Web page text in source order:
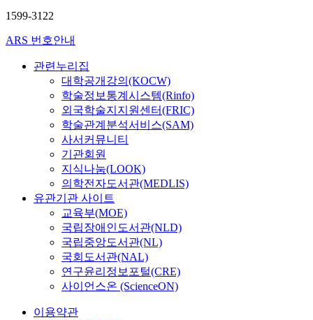
1599-3122
ARS 번호안내
관련누리집
대학공개강의(KOCW)
학술정보통계시스템(Rinfo)
외국학술지지원센터(FRIC)
학술관계분석서비스(SAM)
사서커뮤니티
기관회원
지식나눔(LOOK)
의학전자도서관(MEDLIS)
유관기관 사이트
교육부(MOE)
국립장애인도서관(NLD)
국립중앙도서관(NL)
국회도서관(NAL)
연구윤리정보포털(CRE)
사이언스온 (ScienceON)
이용약관